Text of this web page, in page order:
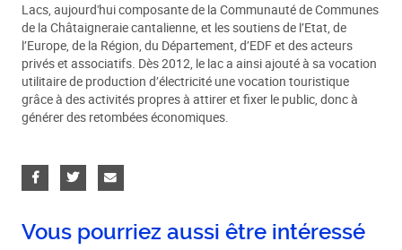
Lacs, aujourd'hui composante de la Communauté de Communes
de la Châtaigneraie cantalienne, et les soutiens de l’Etat, de
l’Europe, de la Région, du Département, d’EDF et des acteurs
privés et associatifs. Dès 2012, le lac a ainsi ajouté à sa vocation
utilitaire de production d’électricité une vocation touristique
grâce à des activités propres à attirer et fixer le public, donc à
générer des retombées économiques.
Vous pourriez aussi être intéressé